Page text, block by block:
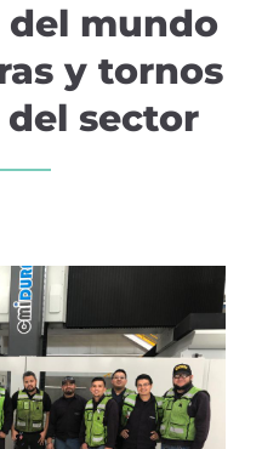
del mundo
y tornos
sector